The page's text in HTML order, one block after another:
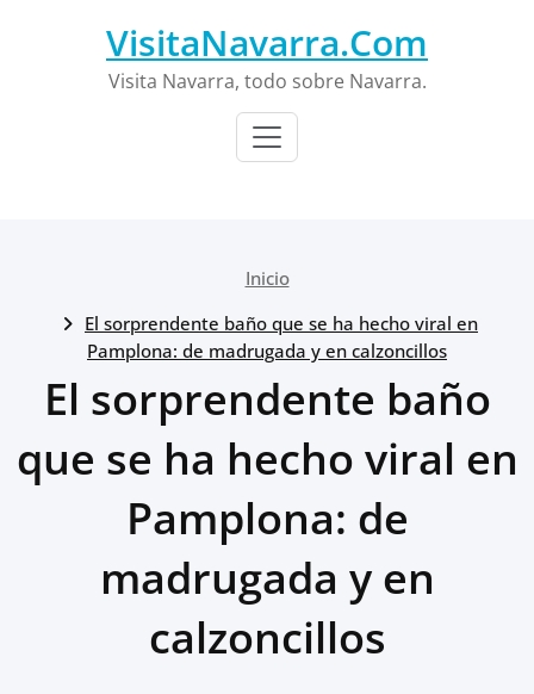
VisitaNavarra.Com
Visita Navarra, todo sobre Navarra.
Inicio
El sorprendente baño que se ha hecho viral en
Pamplona: de madrugada y en calzoncillos
El sorprendente baño
que se ha hecho viral en
Pamplona: de
madrugada y en
calzoncillos